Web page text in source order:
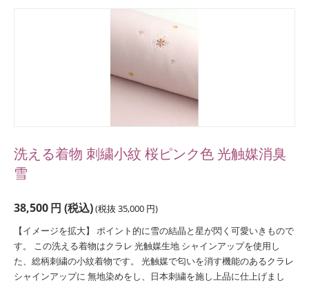
洗える着物 刺繍小紋 桜ピンク色 光触媒消臭
雪
38,500円 (税込)(税抜 35,000 円)
【イメージを拡大】 ポイント的に雪の結晶と星が閃く可愛いきもので
す。 この洗える着物はクラレ 光触媒生地 シャインアップを使用し
た、総柄刺繍の小紋着物です。 光触媒で匂いを消す機能のあるクラレ
シャインアップに 無地染めをし、日本刺繍を施し上品に仕上げまし